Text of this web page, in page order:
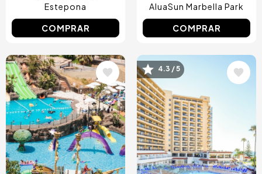
Estepona
COMPRAR
AluaSun Marbella Park
COMPRAR
Image Image
4.3 / 5